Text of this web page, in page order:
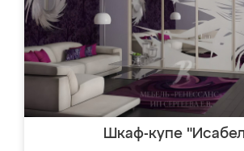
Шкаф-купе